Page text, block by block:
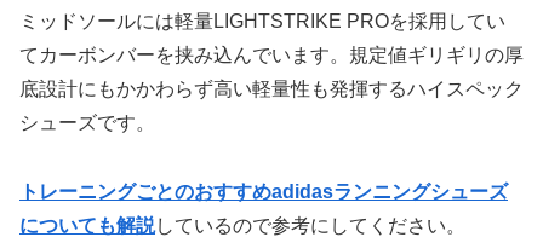
ミッドソールには軽量LIGHTSTRIKE PROを採用してい
てカーボンバーを挟み込んでいます。規定値ギリギリの厚
底設計にもかかわらず高い軽量性も発揮するハイスペック
シューズです。
トレーニングごとのおすすめadidasランニングシューズ
についても解説しているので参考にしてください。